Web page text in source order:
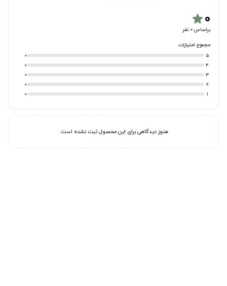
۰star
براساس 0 نفر
مجموع امتیازات
5
0
4
0
3
0
2
0
1
0
هنوز دیدگاهی برای این محصول ثبت نشده است.